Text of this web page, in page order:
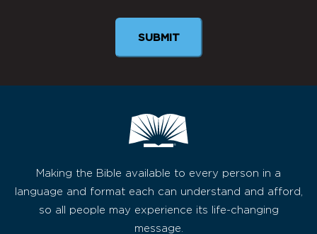
Making the Bible available to every person in a
language and format each can understand and afford,
so all people may experience its life-changing
message.